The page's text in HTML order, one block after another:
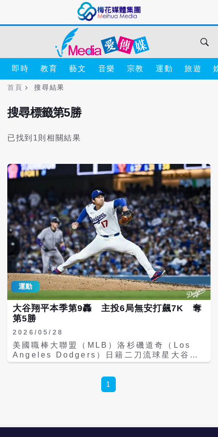
即時 教育 藝文 音樂 宗教 運動 旅遊
首頁 搜尋結果
搜尋標籤第5勝
已找到1則相關結果
運動
大谷翔平本季第9轟 主投6局無安打飆7K 奪
第5勝
2026/05/28
美國職棒大聯盟（MLB）洛杉磯道奇（Los
Angeles Dodgers）日籍二刀流球星大谷翔
平，28日在主場道奇球場迎戰科羅拉多落磯
次三振的精采內容，打擊端更於首局轟出本季
第9支全壘打，率領道奇終場以4比1擊敗落
1